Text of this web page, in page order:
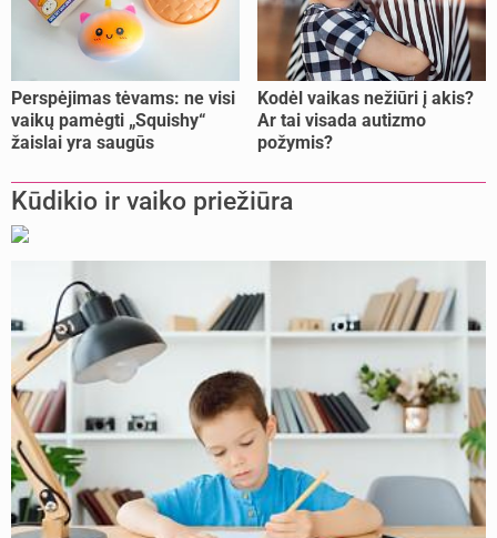
Perspėjimas tėvams: ne visi
vaikų pamėgti „Squishy“
žaislai yra saugūs
Kodėl vaikas nežiūri į akis?
Ar tai visada autizmo
požymis?
Kūdikio ir vaiko priežiūra